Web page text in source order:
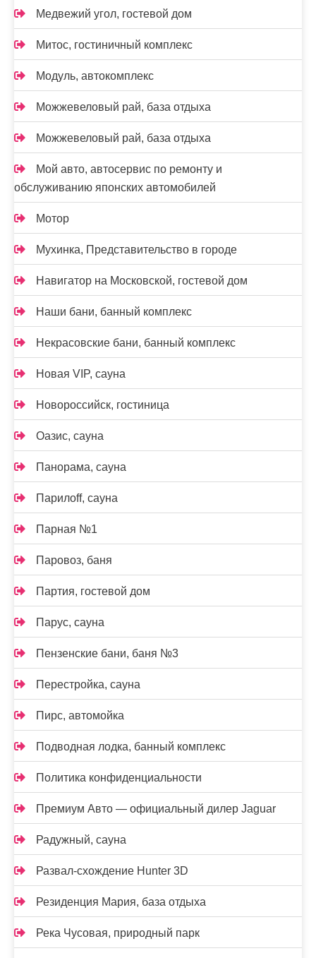
Медвежий угол, гостевой дом
Митос, гостиничный комплекс
Модуль, автокомплекс
Можжевеловый рай, база отдыха
Можжевеловый рай, база отдыха
Мой авто, автосервис по ремонту и
обслуживанию японских автомобилей
Мотор
Мухинка, Представительство в городе
Навигатор на Московской, гостевой дом
Наши бани, банный комплекс
Некрасовские бани, банный комплекс
Новая VIP, сауна
Новороссийск, гостиница
Оазис, сауна
Панорама, сауна
Парилоff, сауна
Парная №1
Паровоз, баня
Партия, гостевой дом
Парус, сауна
Пензенские бани, баня №3
Перестройка, сауна
Пирс, автомойка
Подводная лодка, банный комплекс
Политика конфиденциальности
Премиум Авто — официальный дилер Jaguar
Радужный, сауна
Развал-схождение Hunter 3D
Резиденция Мария, база отдыха
Река Чусовая, природный парк